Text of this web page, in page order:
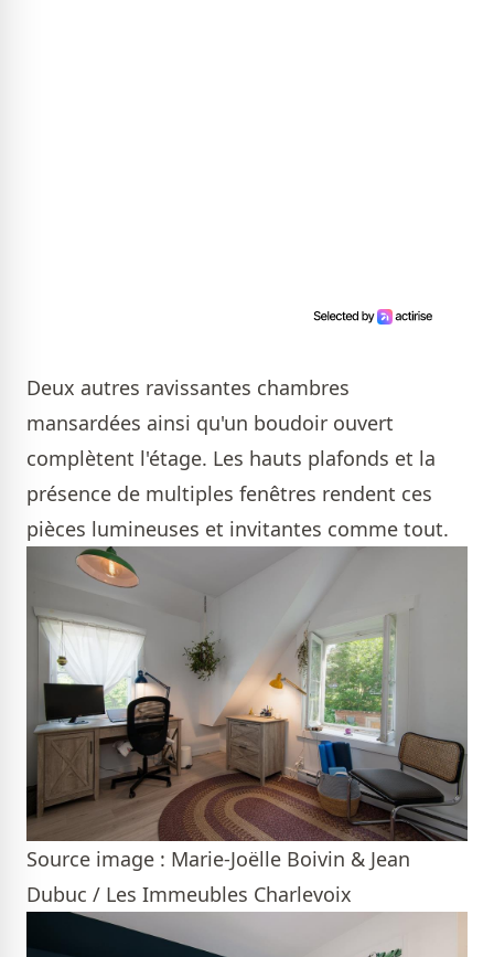
Deux autres ravissantes chambres
mansardées ainsi qu'un boudoir ouvert
complètent l'étage. Les hauts plafonds et la
présence de multiples fenêtres rendent ces
pièces lumineuses et invitantes comme tout.
Source image : Marie-Joëlle Boivin & Jean
Dubuc / Les Immeubles Charlevoix